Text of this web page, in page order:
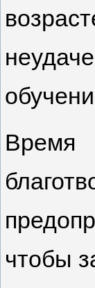
Время
чтобы